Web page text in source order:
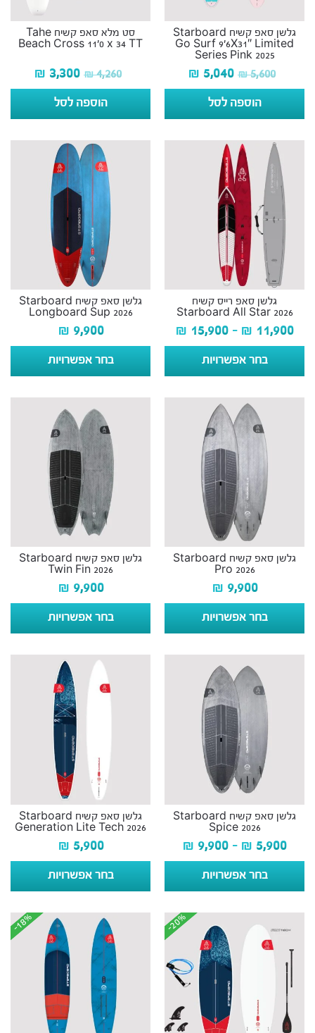
גלשן סאפ קשיח Starboard
Go Surf 9’6X31″ Limited
Series Pink 2025
₪5,600
₪ 5,040
הוספה לסל
סט מלא סאפ קשיח Tahe
Beach Cross 11’0 x 34 TT
₪4,260
₪ 3,300
הוספה לסל
גלשן סאפ רייס קשיח
Starboard All Star 2026
₪ 11,900
–
₪ 15,900
בחר אפשרויות
גלשן סאפ קשיח Starboard
Longboard Sup 2026
₪ 9,900
בחר אפשרויות
גלשן סאפ קשיח Starboard
Pro 2026
₪ 9,900
בחר אפשרויות
גלשן סאפ קשיח Starboard
Twin Fin 2026
₪ 9,900
בחר אפשרויות
גלשן סאפ קשיח Starboard
Spice 2026
₪ 5,900
–
₪ 9,900
בחר אפשרויות
גלשן סאפ קשיח Starboard
Generation Lite Tech 2026
₪ 5,900
בחר אפשרויות
-20%
-20%
-18%
-18%